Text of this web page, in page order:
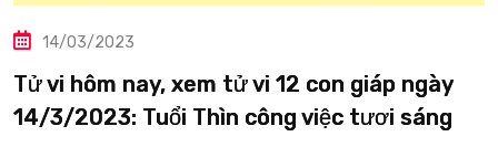
14/03/2023
Tử vi hôm nay, xem tử vi 12 con giáp ngày
14/3/2023: Tuổi Thìn công việc tươi sáng